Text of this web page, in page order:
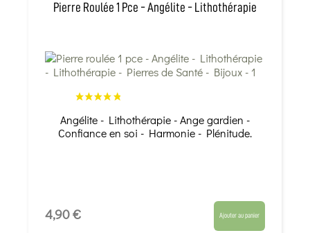
Pierre Roulée 1 Pce - Angélite - Lithothérapie
Angélite - Lithothérapie - Ange gardien -
Confiance en soi - Harmonie - Plénitude.
4,90 € Ajouter au panier